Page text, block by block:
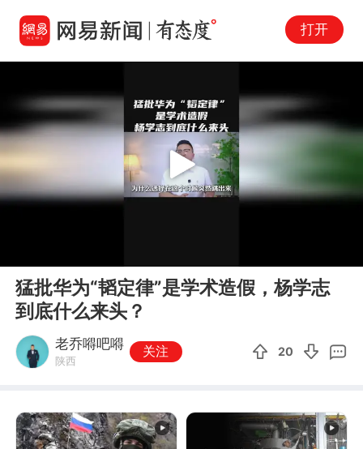
打开
Play
猛批华为“韬定律”是学术造假，杨学志
到底什么来头？
老乔嘚吧嘚
陕西
关注 20